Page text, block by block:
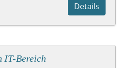
Details
IT-Bereich